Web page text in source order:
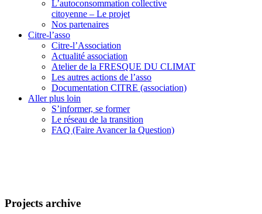
L’autoconsommation collective
citoyenne – Le projet
Nos partenaires
Citre-l’asso
Citre-l’Association
Actualité association
Atelier de la FRESQUE DU CLIMAT
Les autres actions de l’asso
Documentation CITRE (association)
Aller plus loin
S’informer, se former
Le réseau de la transition
FAQ (Faire Avancer la Question)
Projects archive